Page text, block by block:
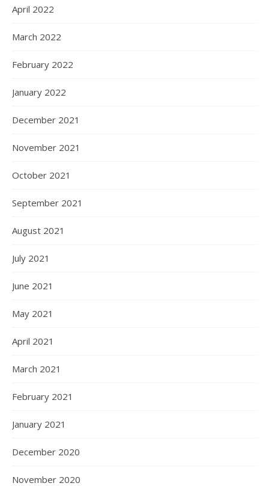
April 2022
March 2022
February 2022
January 2022
December 2021
November 2021
October 2021
September 2021
August 2021
July 2021
June 2021
May 2021
April 2021
March 2021
February 2021
January 2021
December 2020
November 2020